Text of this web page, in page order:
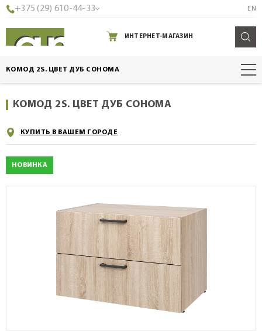
+375 (29) 610-44-33 EN
ИНТЕРНЕТ-МАГАЗИН
КОМОД 2S. ЦВЕТ ДУБ СОНОМА
КОМОД 2S. ЦВЕТ ДУБ СОНОМА
КУПИТЬ В ВАШЕМ ГОРОДЕ